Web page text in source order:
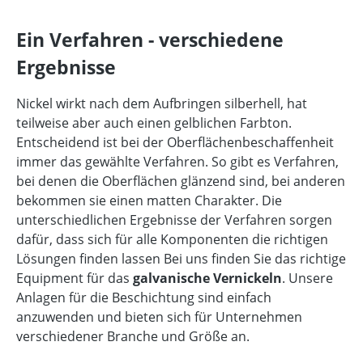
Ein Verfahren - verschiedene
Ergebnisse
Nickel wirkt nach dem Aufbringen silberhell, hat
teilweise aber auch einen gelblichen Farbton.
Entscheidend ist bei der Oberflächenbeschaffenheit
immer das gewählte Verfahren. So gibt es Verfahren,
bei denen die Oberflächen glänzend sind, bei anderen
bekommen sie einen matten Charakter. Die
unterschiedlichen Ergebnisse der Verfahren sorgen
dafür, dass sich für alle Komponenten die richtigen
Lösungen finden lassen Bei uns finden Sie das richtige
Equipment für das galvanische Vernickeln. Unsere
Anlagen für die Beschichtung sind einfach
anzuwenden und bieten sich für Unternehmen
verschiedener Branche und Größe an.